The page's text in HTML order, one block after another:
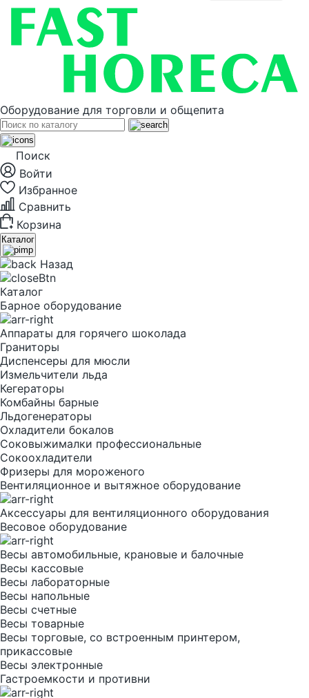
Оборудование для торговли и общепита
Поиск
Войти
Избранное
Сравнить
Корзина
Каталог
Назад
Каталог
Барное оборудование
Аппараты для горячего шоколада
Граниторы
Диспенсеры для мюсли
Измельчители льда
Кегераторы
Комбайны барные
Льдогенераторы
Охладители бокалов
Соковыжималки профессиональные
Сокоохладители
Фризеры для мороженого
Вентиляционное и вытяжное оборудование
Аксессуары для вентиляционного оборудования
Весовое оборудование
Весы автомобильные, крановые и балочные
Весы кассовые
Весы лабораторные
Весы напольные
Весы счетные
Весы товарные
Весы торговые, со встроенным принтером,
прикассовые
Весы электронные
Гастроемкости и противни